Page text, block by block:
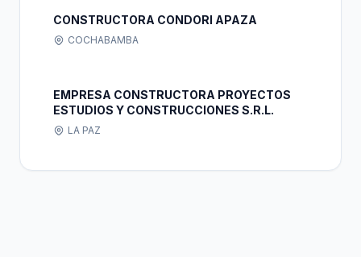
CONSTRUCTORA CONDORI APAZA
COCHABAMBA
EMPRESA CONSTRUCTORA PROYECTOS
ESTUDIOS Y CONSTRUCCIONES S.R.L.
LA PAZ